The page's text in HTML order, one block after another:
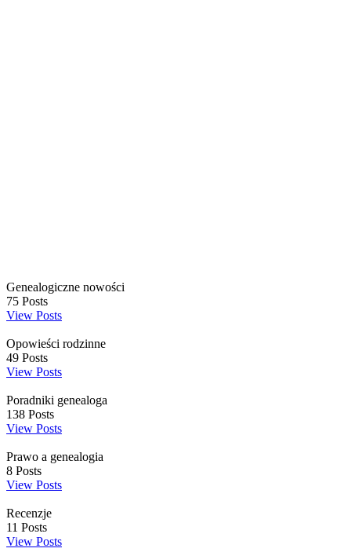
Genealogiczne nowości
75 Posts
View Posts
Opowieści rodzinne
49 Posts
View Posts
Poradniki genealoga
138 Posts
View Posts
Prawo a genealogia
8 Posts
View Posts
Recenzje
11 Posts
View Posts